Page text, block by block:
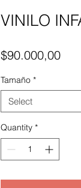
VINILO
$90.000,00Price
Tamaño *
Select
Quantity *